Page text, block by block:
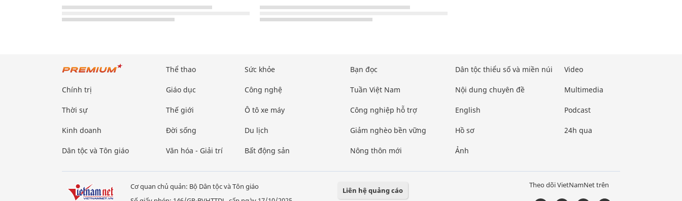
Chính trị
Thời sự
Kinh doanh
Dân tộc và Tôn giáo
Thể thao
Giáo dục
Thế giới
Đời sống
Văn hóa - Giải trí
Sức khỏe
Công nghệ
Ô tô xe máy
Du lịch
Bất động sản
Bạn đọc
Tuần Việt Nam
Công nghiệp hỗ trợ
Giảm nghèo bền vững
Nông thôn mới
Dân tộc thiểu số và miền núi
Nội dung chuyên đề
English
Hồ sơ
Ảnh
Video
Multimedia
Podcast
24h qua
Cơ quan chủ quản: Bộ Dân tộc và Tôn giáo
Liên hệ quảng cáo
Theo dõi VietNamNet trên